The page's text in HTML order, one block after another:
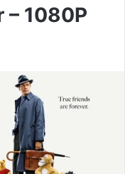
– 1080P